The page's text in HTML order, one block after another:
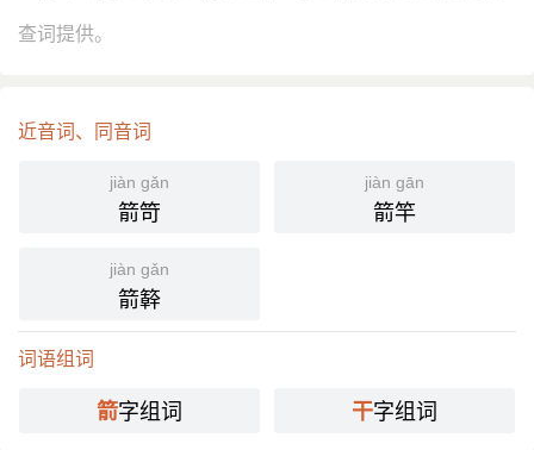
箭 干
查词提供。
近音词、同音词
jiàn gǎn
箭笴
jiàn gān
箭竿
jiàn gǎn
箭簳
词语组词
箭字组词 干字组词